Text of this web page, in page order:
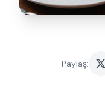
Paylaş: